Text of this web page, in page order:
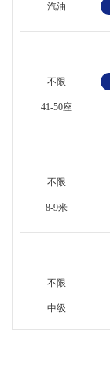
汽油
不限
41-50座
不限
8-9米
不限
中级